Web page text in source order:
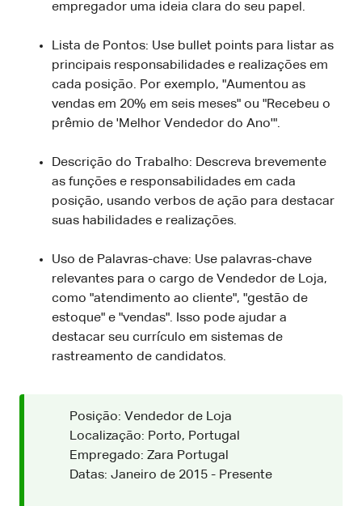
empregador uma ideia clara do seu papel.
Lista de Pontos: Use bullet points para listar as
principais responsabilidades e realizações em
cada posição. Por exemplo, "Aumentou as
vendas em 20% em seis meses" ou "Recebeu o
prêmio de 'Melhor Vendedor do Ano'".
Descrição do Trabalho: Descreva brevemente
as funções e responsabilidades em cada
posição, usando verbos de ação para destacar
suas habilidades e realizações.
Uso de Palavras-chave: Use palavras-chave
relevantes para o cargo de Vendedor de Loja,
como "atendimento ao cliente", "gestão de
estoque" e "vendas". Isso pode ajudar a
destacar seu currículo em sistemas de
rastreamento de candidatos.
Posição: Vendedor de Loja
Localização: Porto, Portugal
Empregado: Zara Portugal
Datas: Janeiro de 2015 - Presente